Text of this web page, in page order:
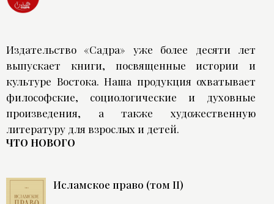
Издательство «Садра» уже более десяти лет
выпускает книги, посвященные истории и
культуре Востока. Наша продукция охватывает
философские, социологические и духовные
произведения, а также художественную
литературу для взрослых и детей.
ЧТО НОВОГО
Исламское право (том II)